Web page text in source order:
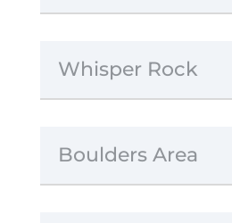
Whisper Rock
Boulders Area